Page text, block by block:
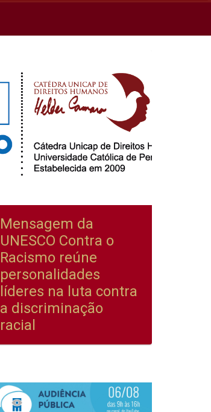
Mensagem da
UNESCO Contra o
Racismo reúne
personalidades
líderes na luta contra
a discriminação
racial